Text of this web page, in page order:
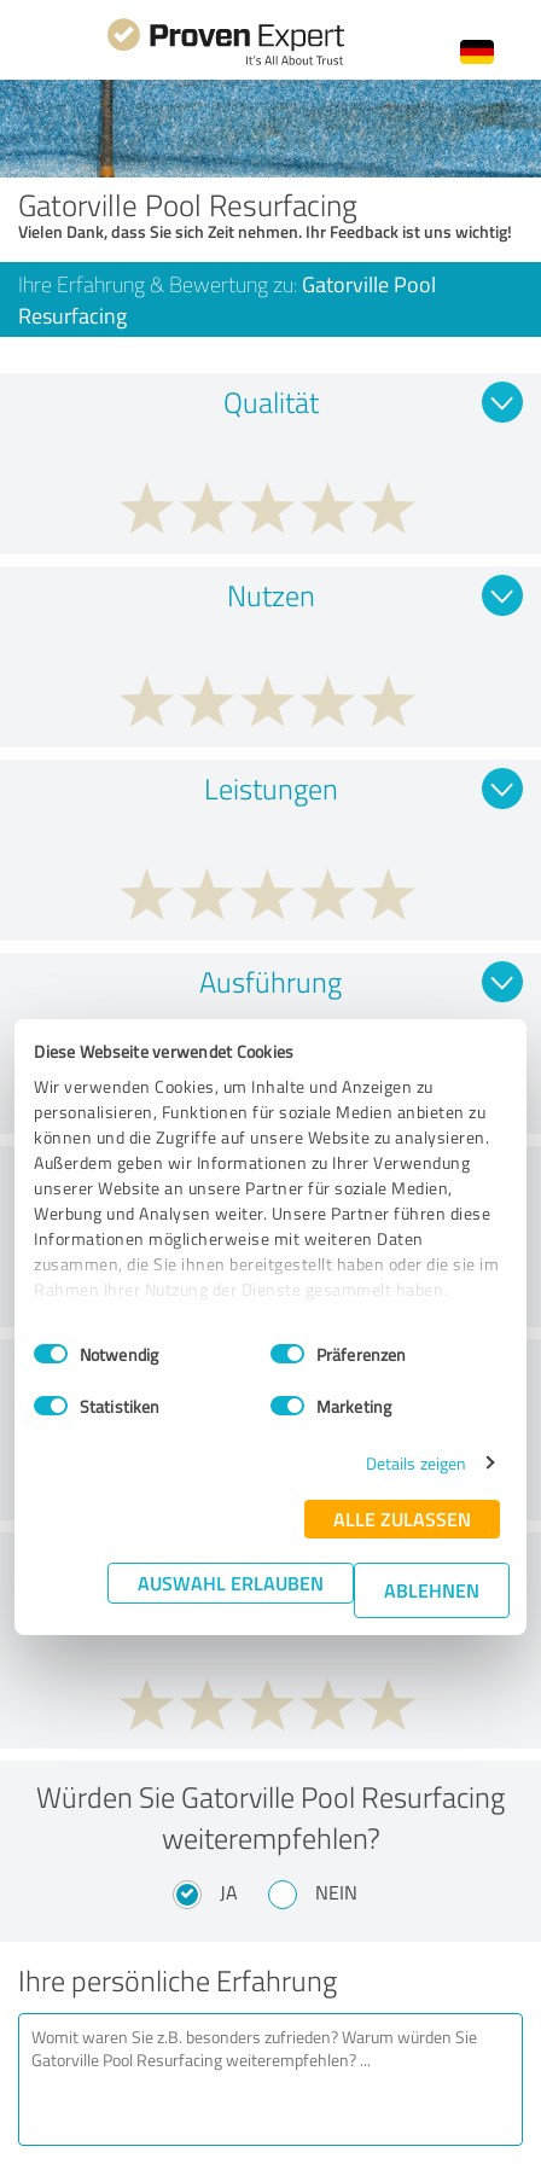
Diese Webseite verwendet Cookies
Wir verwenden Cookies, um Inhalte und Anzeigen zu
personalisieren, Funktionen für soziale Medien anbieten zu
können und die Zugriffe auf unsere Website zu analysieren.
Außerdem geben wir Informationen zu Ihrer Verwendung
unserer Website an unsere Partner für soziale Medien,
Werbung und Analysen weiter. Unsere Partner führen diese
Informationen möglicherweise mit weiteren Daten
zusammen, die Sie ihnen bereitgestellt haben oder die sie im
Rahmen Ihrer Nutzung der Dienste gesammelt haben.
Impressum Datenschutzbestimmungen
Einwilligungsauswahl
Notwendig Präferenzen
Statistiken Marketing
Details zeigen
ALLE ZULASSEN
AUSWAHL ERLAUBEN ABLEHNEN
Gatorville Pool Resurfacing
Vielen Dank, dass Sie sich Zeit nehmen. Ihr Feedback ist uns wichtig!
Ihre Erfahrung & Bewertung zu: Gatorville Pool
Resurfacing
Qualität
Nutzen
Leistungen
Ausführung
Beratung
Kundenservice
Wie beurteilen Sie das
Preis-/Leistungsverhältnis?
Würden Sie Gatorville Pool Resurfacing
weiterempfehlen?
JA NEIN
Ihre persönliche Erfahrung